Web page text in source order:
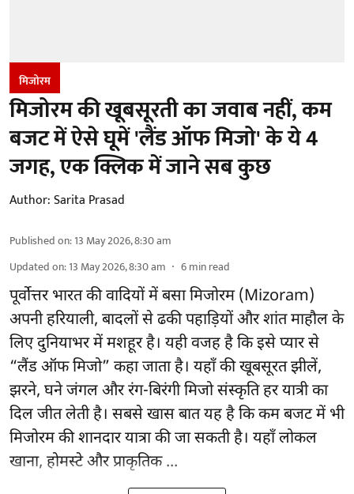
मिजोरम
मिजोरम की खूबसूरती का जवाब नहीं, कम
बजट में ऐसे घूमें 'लैंड ऑफ मिजो' के ये 4
जगह, एक क्लिक में जाने सब कुछ
Author:Sarita Prasad
Published on:13 May 2026, 8:30 am
Updated on:13 May 2026, 8:30 am 6min read
पूर्वोत्तर भारत की वादियों में बसा मिजोरम (Mizoram)
अपनी हरियाली, बादलों से ढकी पहाड़ियों और शांत माहौल के
लिए दुनियाभर में मशहूर है। यही वजह है कि इसे प्यार से
“लैंड ऑफ मिजो” कहा जाता है। यहाँ की खूबसूरत झीलें,
झरने, घने जंगल और रंग-बिरंगी मिजो संस्कृति हर यात्री का
दिल जीत लेती है। सबसे खास बात यह है कि कम बजट में भी
मिजोरम की शानदार यात्रा की जा सकती है। यहाँ लोकल
खाना, होमस्टे और प्राकृतिक ...